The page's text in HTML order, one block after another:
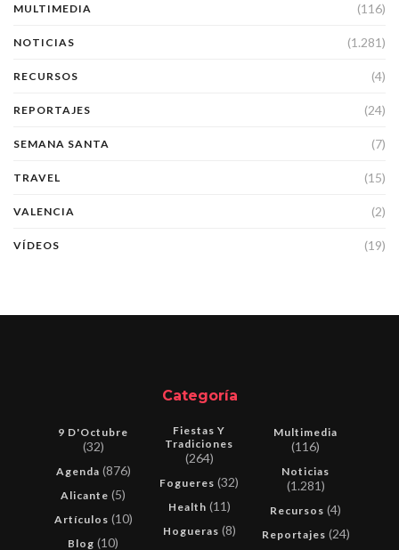
MULTIMEDIA (116)
NOTICIAS (1.281)
RECURSOS (4)
REPORTAJES (24)
SEMANA SANTA (7)
TRAVEL (15)
VALENCIA (2)
VÍDEOS (19)
Categoría
9 D'Octubre
(32)
Agenda (876)
Alicante (5)
Artículos (10)
Blog (10)
Fiestas Y
Tradiciones
(264)
Fogueres (32)
Health (11)
Hogueras (8)
Multimedia
(116)
Noticias
(1.281)
Recursos (4)
Reportajes (24)